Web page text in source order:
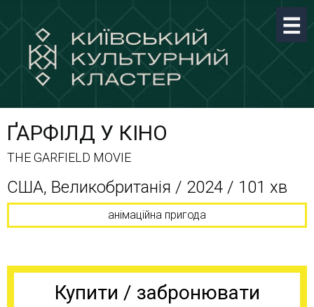
ҐАРФІЛД У КІНО
THE GARFIELD MOVIE
США, Великобританія / 2024 / 101 хв
анімаційна пригода
Купити / забронювати